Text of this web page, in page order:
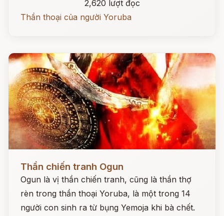
2,620 lượt đọc
Thần thoại của người Yoruba
Đọc ngay
Thần chiến tranh Ogun
Ogun là vị thần chiến tranh, cũng là thần thợ
rèn trong thần thoại Yoruba, là một trong 14
người con sinh ra từ bụng Yemoja khi bà chết.